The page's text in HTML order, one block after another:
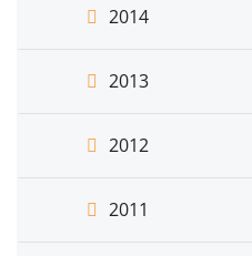
2014
2013
2012
2011